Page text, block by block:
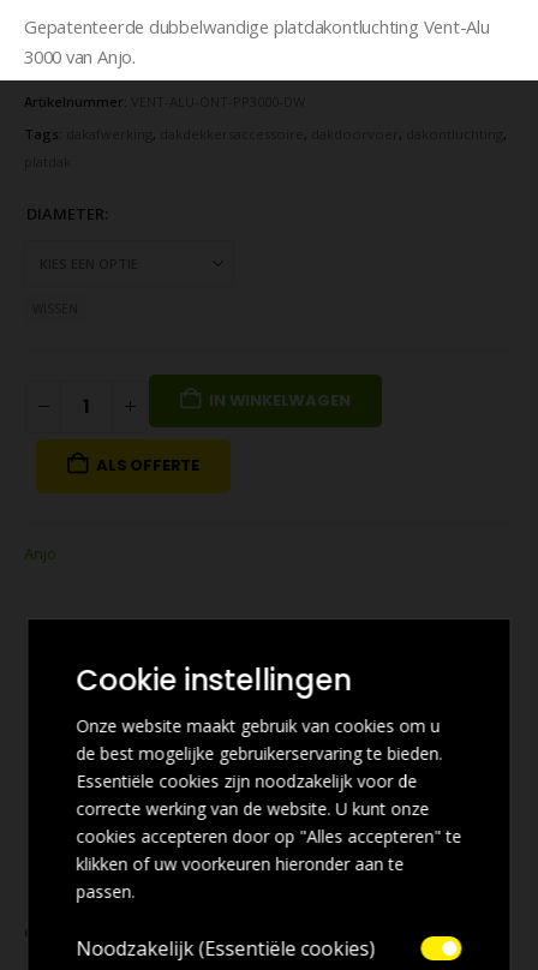
Gepatenteerde dubbelwandige platdakontluchting Vent-Alu
3000 van Anjo.
Artikelnummer:
Tags:
, , ,
,
DIAMETER
IN WINKELWAGEN
ALS OFFERTE
Anjo
GERELATEERDE PRODUCTEN
Cookie instellingen
Onze website maakt gebruik van cookies om u
de best mogelijke gebruikerservaring te bieden.
Essentiële cookies zijn noodzakelijk voor de
correcte werking van de website. U kunt onze
cookies accepteren door op "Alles accepteren" te
klikken of uw voorkeuren hieronder aan te
passen.
Noodzakelijk (Essentiële cookies)